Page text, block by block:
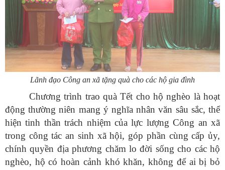
Lãnh đạo Công an xã tặng quà cho các hộ gia đình
Chương trình trao quà Tết cho hộ nghèo là hoạt
động thường niên mang ý nghĩa nhân văn sâu sắc, thể
hiện tinh thần trách nhiệm của lực lượng Công an xã
trong công tác an sinh xã hội, góp phần cùng cấp ủy,
chính quyền địa phương chăm lo đời sống cho các hộ
nghèo, hộ có hoàn cảnh khó khăn, không để ai bị bỏ